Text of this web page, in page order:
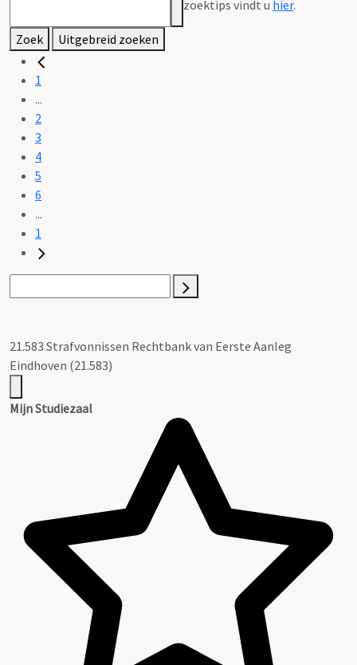
zoektips vindt u hier.
Zoek Uitgebreid zoeken
1
...
2
3
4
5
6
...
1
21.583 Strafvonnissen Rechtbank van Eerste Aanleg
Eindhoven (21.583)
Mijn Studiezaal